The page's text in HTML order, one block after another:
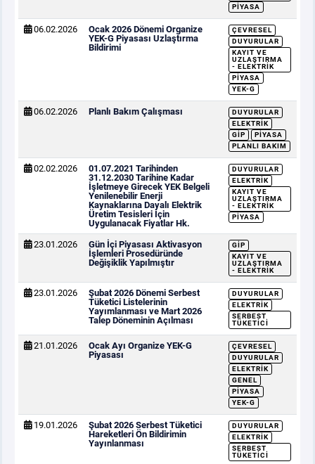
PIYASA
06.02.2026
Ocak 2026 Dönemi Organize
YEK-G Piyasası Uzlaştırma
Bildirimi
ÇEVRESEL
DUYURULAR
KAYIT VE
UZLAŞTIRMA
- ELEKTRIK
PIYASA
YEK-G
06.02.2026 Planlı Bakım Çalışması
DUYURULAR
ELEKTRIK
GİP
PIYASA
PLANLI BAKIM
02.02.2026
01.07.2021 Tarihinden
31.12.2030 Tarihine Kadar
İşletmeye Girecek YEK Belgeli
Yenilenebilir Enerji
Kaynaklarına Dayalı Elektrik
Üretim Tesisleri İçin
Uygulanacak Fiyatlar Hk.
DUYURULAR
ELEKTRIK
KAYIT VE
UZLAŞTIRMA
- ELEKTRIK
PIYASA
23.01.2026
Gün İçi Piyasası Aktivasyon
İşlemleri Prosedüründe
Değişiklik Yapılmıştır
GİP
KAYIT VE
UZLAŞTIRMA
- ELEKTRIK
23.01.2026
Şubat 2026 Dönemi Serbest
Tüketici Listelerinin
Yayımlanması ve Mart 2026
Talep Döneminin Açılması
DUYURULAR
ELEKTRIK
SERBEST
TÜKETICI
21.01.2026
Ocak Ayı Organize YEK-G
Piyasası
ÇEVRESEL
DUYURULAR
ELEKTRIK
GENEL
PIYASA
YEK-G
19.01.2026
Şubat 2026 Serbest Tüketici
Hareketleri Ön Bildirimin
Yayınlanması
DUYURULAR
ELEKTRIK
SERBEST
TÜKETICI